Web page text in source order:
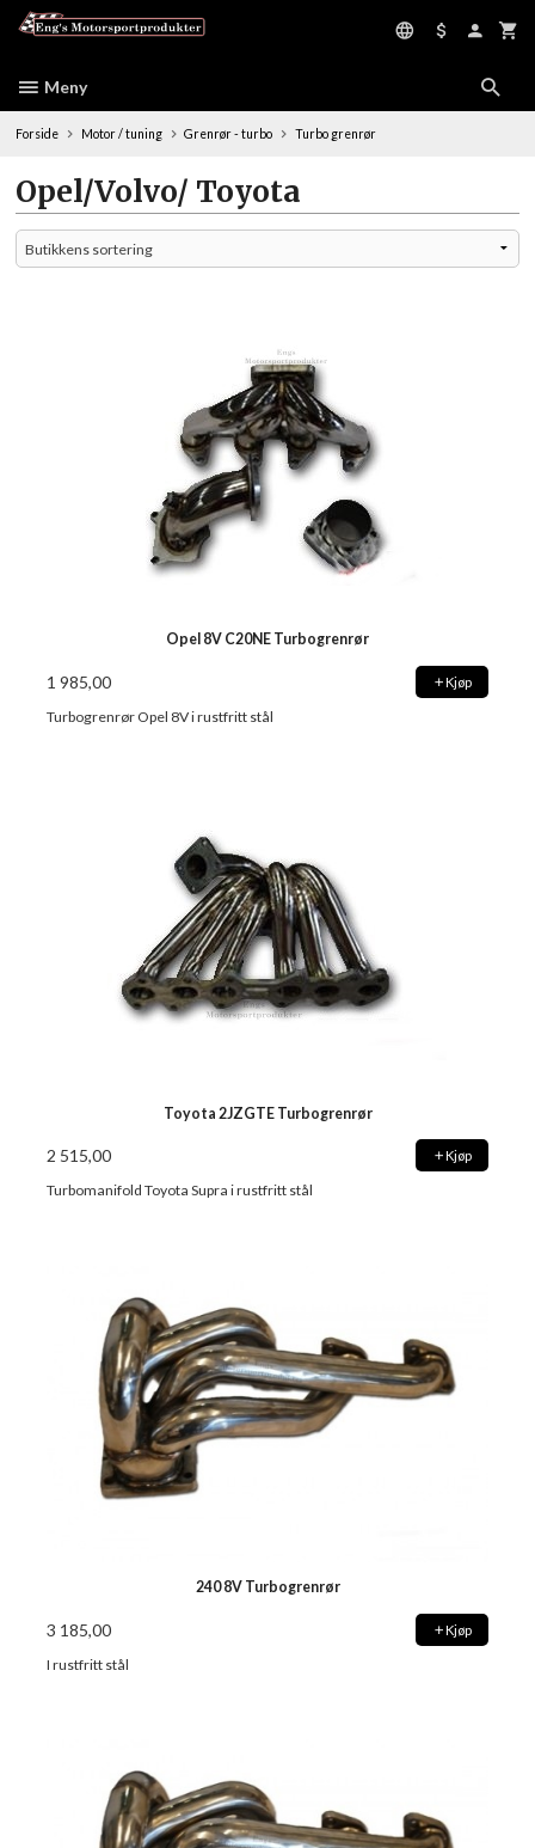
Meny
Forside Motor / tuning Grenrør - turbo Turbo grenrør
Opel/Volvo/ Toyota
Opel 8V C20NE Turbogrenrør
1 985,00 Kjøp
Turbogrenrør Opel 8V i rustfritt stål
Toyota 2JZGTE Turbogrenrør
2 515,00 Kjøp
Turbomanifold Toyota Supra i rustfritt stål
240 8V Turbogrenrør
3 185,00 Kjøp
I rustfritt stål